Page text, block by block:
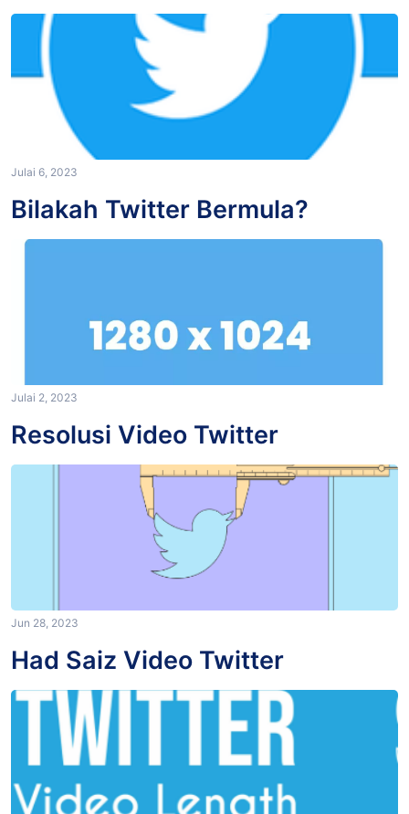
Julai 6, 2023
Bilakah Twitter Bermula?
Julai 2, 2023
Resolusi Video Twitter
Jun 28, 2023
Had Saiz Video Twitter